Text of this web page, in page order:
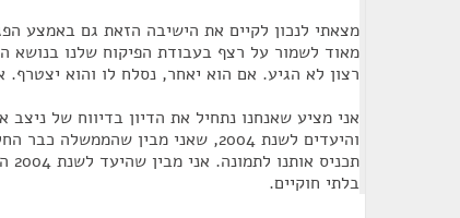
מצאתי לנכון לקיים את הישיבה הזאת גם באמצע
מאוד לשמור על רצף בעבודת הפיקוח שלנו בנושא
רצון לא הגיע. אם הוא יאחר, נסלח לו והוא יצטרף.
והיעדים לשנת 2004, שאני מבין
בלתי חוקיים.